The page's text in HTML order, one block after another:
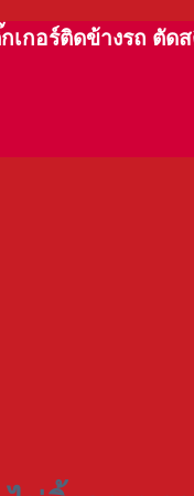
กอร์ติดข้างรถ ตัด